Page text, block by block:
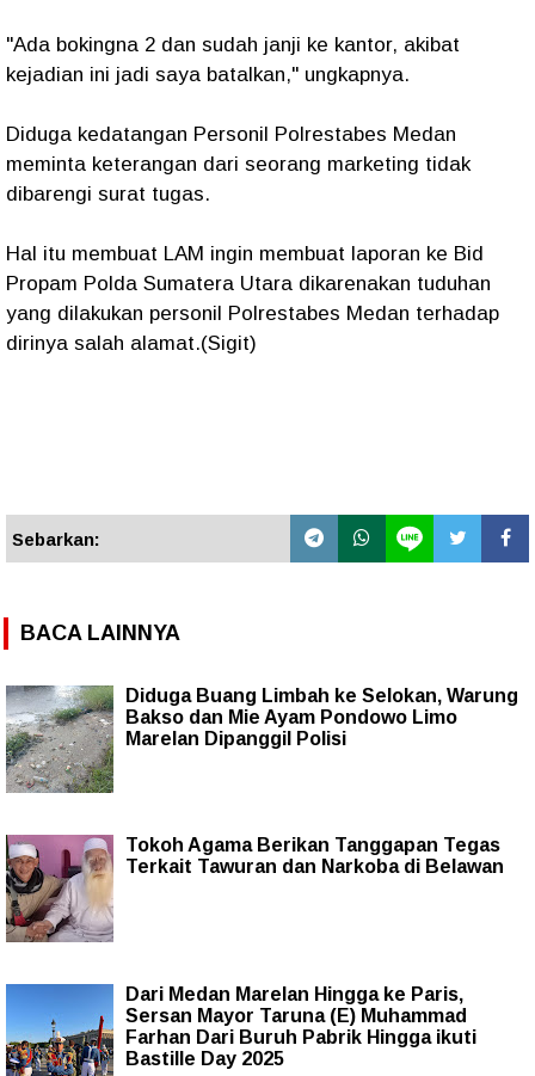
"Ada bokingna 2 dan sudah janji ke kantor, akibat
kejadian ini jadi saya batalkan," ungkapnya.
Diduga kedatangan Personil Polrestabes Medan
meminta keterangan dari seorang marketing tidak
dibarengi surat tugas.
Hal itu membuat LAM ingin membuat laporan ke Bid
Propam Polda Sumatera Utara dikarenakan tuduhan
yang dilakukan personil Polrestabes Medan terhadap
dirinya salah alamat.(Sigit)
Sebarkan:
BACA LAINNYA
Diduga Buang Limbah ke Selokan, Warung
Bakso dan Mie Ayam Pondowo Limo
Marelan Dipanggil Polisi
Tokoh Agama Berikan Tanggapan Tegas
Terkait Tawuran dan Narkoba di Belawan
‎Dari Medan Marelan Hingga ke Paris,
Sersan Mayor Taruna (E) Muhammad
Farhan Dari Buruh Pabrik Hingga ikuti
Bastille Day 2025